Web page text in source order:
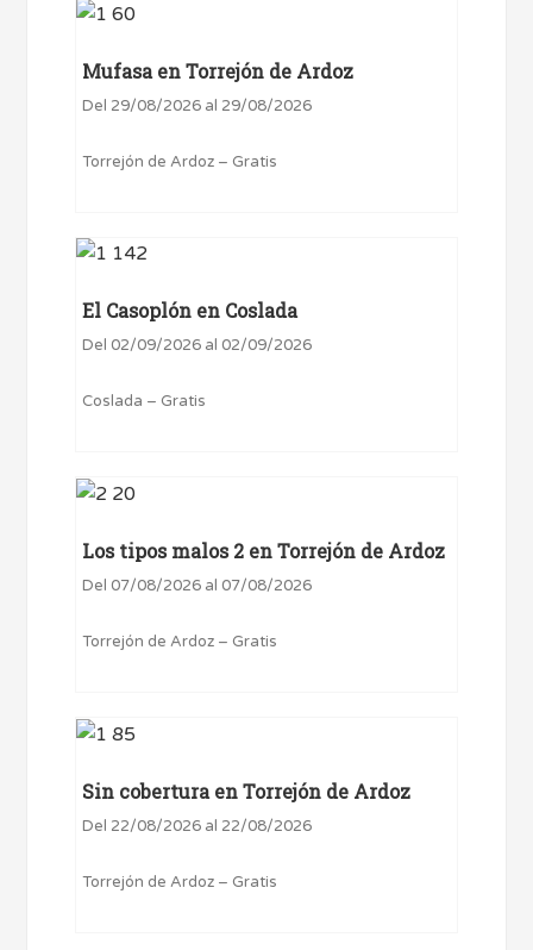
Mufasa en Torrejón de Ardoz
Del 29/08/2026 al 29/08/2026
Torrejón de Ardoz – Gratis
El Casoplón en Coslada
Del 02/09/2026 al 02/09/2026
Coslada – Gratis
Los tipos malos 2 en Torrejón de Ardoz
Del 07/08/2026 al 07/08/2026
Torrejón de Ardoz – Gratis
Sin cobertura en Torrejón de Ardoz
Del 22/08/2026 al 22/08/2026
Torrejón de Ardoz – Gratis